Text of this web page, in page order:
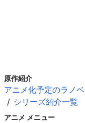
原作紹介
アニメ化予定のラノベ
シリーズ紹介一覧
アニメ メニュー